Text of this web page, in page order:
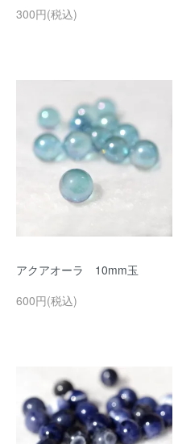
300円(税込)
アクアオーラ 10mm玉
600円(税込)